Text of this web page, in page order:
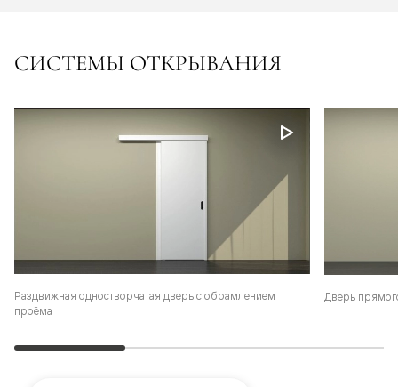
СИСТЕМЫ ОТКРЫВАНИЯ
Раздвижная одностворчатая дверь с обрамлением
проёма
Дверь